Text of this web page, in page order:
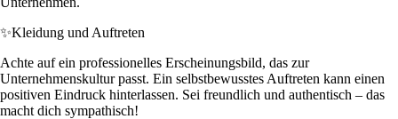
✨Kleidung und Auftreten
Achte auf ein professionelles Erscheinungsbild, das zur
Unternehmenskultur passt. Ein selbstbewusstes Auftreten kann einen
positiven Eindruck hinterlassen. Sei freundlich und authentisch – das
macht dich sympathisch!